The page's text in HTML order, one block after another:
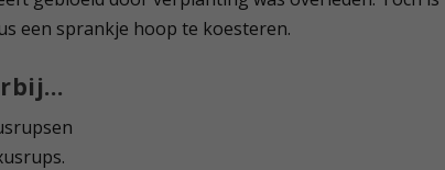
een sprankje hoop te koesteren.